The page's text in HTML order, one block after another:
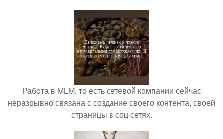
Работа в MLM, то есть сетевой компании сейчас
неразрывно связана с создание своего контента, своей
страницы в соц сетях.